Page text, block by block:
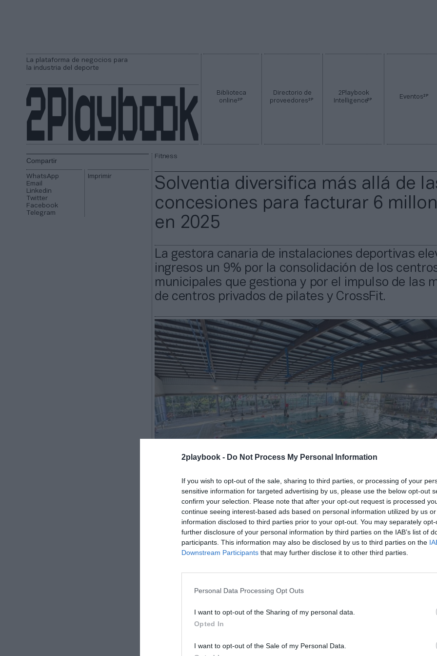
2playbook - Do Not Process My Personal Information
If you wish to opt-out of the sale, sharing to third parties, or processing of your
sensitive information for targeted advertising by us, please use the below opt-out
confirm your selection. Please note that after your opt-out request is processed
continue seeing interest-based ads based on personal information utilized by us
information disclosed to third parties prior to your opt-out. You may separately
further disclosure of your personal information by third parties on the IAB’s list of
participants. This information may also be disclosed by us to third parties on the
Downstream Participants that may further disclose it to other third parties.
Personal Data Processing Opt Outs
I want to opt-out of the Sharing of my personal data.
Opted In
I want to opt-out of the Sale of my Personal Data.
La plataforma de negocios para
la industria del deporte
Biblioteca
online2P
Directorio de
proveedores2P
2Playbook
Intelligence2P Eventos2P
Compartir
WhatsApp
Email
Linkedin
Twitter
Facebook
Telegram
Imprimir
Fitness
Solventia diversifica más allá de
concesiones para facturar 6
en 2025
La gestora canaria de instalaciones deportivas
ingresos un 9% por la consolidación de los
municipales que gestiona y por el impulso de las
de centros privados de pilates y CrossFit.
Roger Requena 25 de noviembre de 2025
Guardar Me gusta
negocio. La gestora canaria de instalaciones deportivas crecerá un
facturará 6 millones de euros en 2025, según avanza Jos&ea